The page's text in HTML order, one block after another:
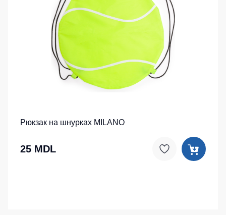
Рюкзак на шнурках MILANO
25 MDL